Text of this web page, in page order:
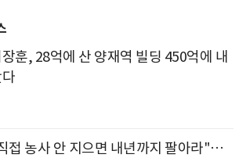
훈, 28억에 산 양재역 빌딩 450억에 내
접 농사 안 지으면 내년까지 팔아라"…